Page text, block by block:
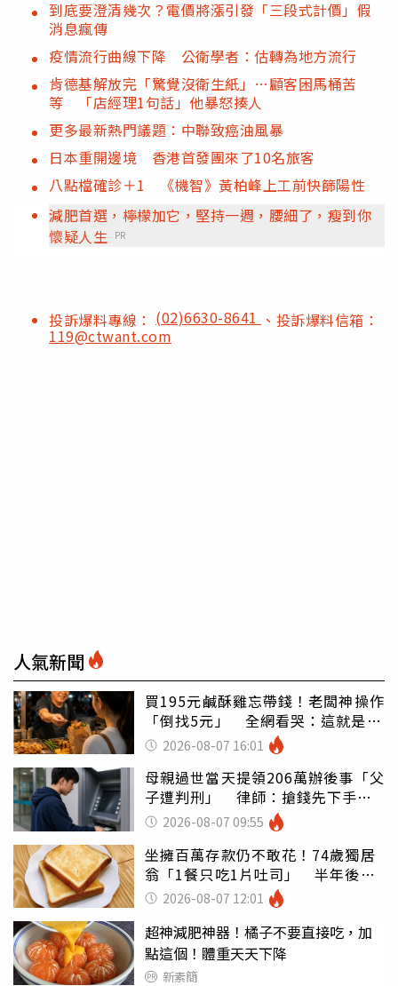
到底要澄清幾次？電價將漲引發「三段式計價」假
消息瘋傳
疫情流行曲線下降 公衛學者：估轉為地方流行
肯德基解放完「驚覺沒衛生紙」…顧客困馬桶苦
等 「店經理1句話」他暴怒揍人
更多最新熱門議題：中聯致癌油風暴
日本重開邊境 香港首發團來了10名旅客
八點檔確診＋1 《機智》黃柏峰上工前快篩陽性
減肥首選，檸檬加它，堅持一週，腰細了，瘦到你
懷疑人生 PR
投訴爆料專線： (02)6630-8641 、投訴爆料信箱：
119@ctwant.com
人氣新聞
買195元鹹酥雞忘帶錢！老闆神操作
「倒找5元」 全網看哭：這就是台
灣 2026-08-07 16:01
母親過世當天提領206萬辦後事「父
子遭判刑」 律師：搶錢先下手是
罪 2026-08-07 09:55
坐擁百萬存款仍不敢花！74歲獨居
翁「1餐只吃1片吐司」 半年後暴
瘦嚇壞女兒
2026-08-07 12:01
超神減肥神器！橘子不要直接吃，加
點這個！體重天天下降
新素簡